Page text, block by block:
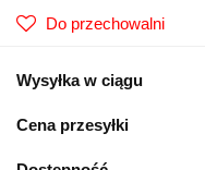
Do przechowalni
Wysyłka w ciągu
Cena przesyłki